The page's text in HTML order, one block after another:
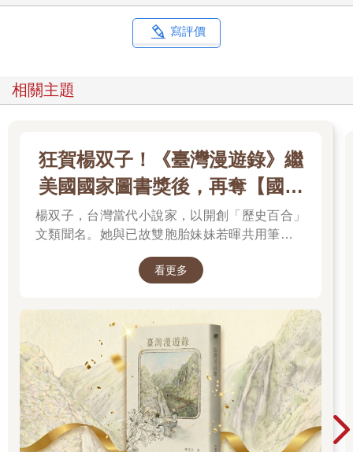
在地底的地底。
壹
在這細雨迷濛的晚上，她舉著紅傘微微仰頭望著對街那排四層樓
高的老舊樓房。
樓房入口梯間牆上那面斑剝招牌，寫著「東風市場」四字。
東風市場一樓店舖大都已熄燈打烊，二樓僅有零星住家窗戶亮
著，三樓和四樓整排窗戶漆黑一片，大部分窗子都交叉貼著土色
膠帶，彷彿久未有人居住，最角落幾扇窗外牆面還可見大片斑駁
她穿越馬路，合傘走入東風市場入口梯間，見到本來通往地下市
場的樓梯入口處擋著一道鐵欄，鐵欄裡外都堆著木板和雜物，像
雜物堆旁則有個一坪大小、像是隨意增建的小管理室，裡頭日光
燈微微閃爍，老管理員窩在鋪著陳舊軟墊的竹藤椅裡，目不轉睛
地看著桌上的小電視，好似一點也不介意外人進出。
她緩緩上樓。
二樓住家兩側廊道外堆著鞋櫃、腳踏車甚至是洗衣機之類的居家
用具。
她注意到梯間牆面，以及鄰近幾戶人家門外都貼著平安符。
在二、三樓梯間轉折處，有張摺疊小桌，桌上擺著幾盒餅乾和小
寫評價
相關主題
狂賀楊双子！《臺灣漫遊錄》繼
美國國家圖書獎後，再奪【國際
布克獎】
楊双子，台灣當代小說家，以開創「歷史百合」
文類聞名。她與已故雙胞胎妹妹若暉共用筆名，
入女性同性情誼。其長篇小說《臺灣漫遊錄》透
續斬獲美國國家圖書獎與英國國際布克獎，寫下
華語文學歷史新紀錄，成功讓世界聽見台灣的身
世。
看更多